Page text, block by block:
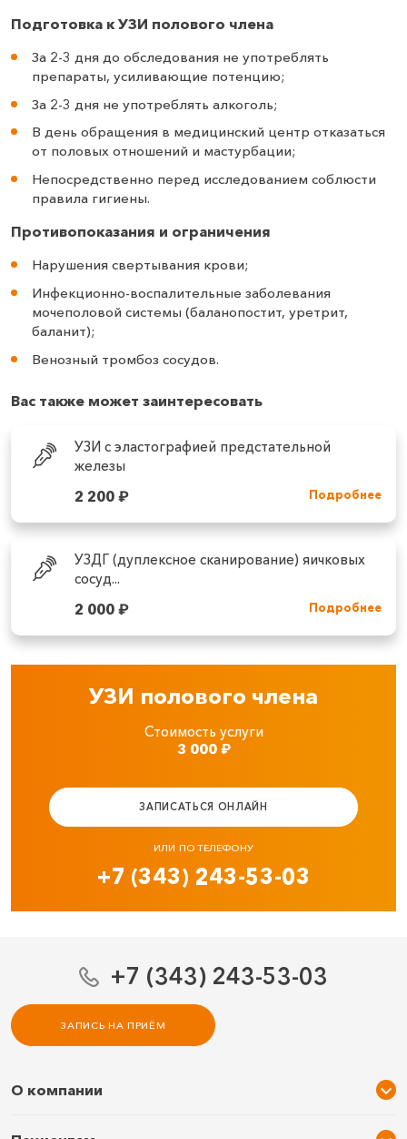
Подготовка к УЗИ полового члена
За 2-3 дня до обследования не употреблять
препараты, усиливающие потенцию;
За 2-3 дня не употреблять алкоголь;
В день обращения в медицинский центр отказаться
от половых отношений и мастурбации;
Непосредственно перед исследованием соблюсти
правила гигиены.
Противопоказания и ограничения
Нарушения свертывания крови;
Инфекционно-воспалительные заболевания
мочеполовой системы (баланопостит, уретрит,
баланит);
Венозный тромбоз сосудов.
Вас также может заинтересовать
УЗИ с эластографией предстательной
железы
2 200₽ Подробнее
УЗДГ (дуплексное сканирование) яичковых
сосуд...
2 000₽ Подробнее
УЗИ полового члена
Стоимость услуги
3 000₽
ЗАПИСАТЬСЯ ОНЛАЙН
ИЛИ ПО ТЕЛЕФОНУ
+7 (343) 243-53-03
+7 (343) 243-53-03
ЗАПИСЬ НА ПРИЁМ
О компании